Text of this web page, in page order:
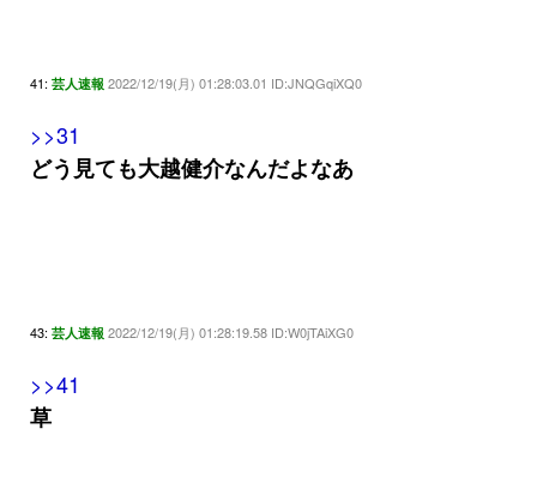
41: 芸人速報 2022/12/19(月) 01:28:03.01 ID:JNQGqiXQ0
>>31
どう見ても大越健介なんだよなあ
43: 芸人速報 2022/12/19(月) 01:28:19.58 ID:W0jTAiXG0
>>41
草